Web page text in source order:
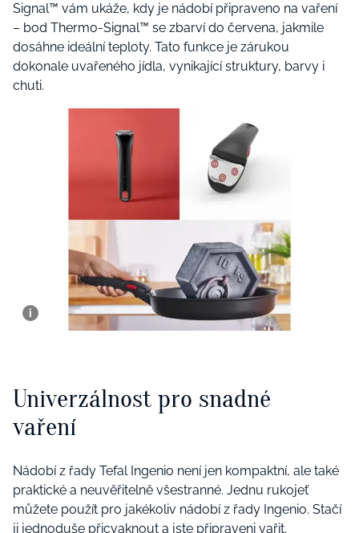
Signal™ vám ukáže, kdy je nádobí připraveno na vaření
– bod Thermo-Signal™ se zbarví do červena, jakmile
dosáhne ideální teploty. Tato funkce je zárukou
dokonale uvařeného jídla, vynikající struktury, barvy i
chuti.
Univerzálnost pro snadné
vaření
Nádobí z řady Tefal Ingenio není jen kompaktní, ale také
praktické a neuvěřitelně všestranné. Jednu rukojeť
můžete použít pro jakékoliv nádobí z řady Ingenio. Stačí
ji jednoduše přicvaknout a jste připraveni vařit.